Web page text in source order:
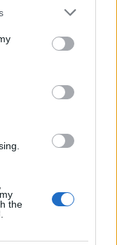
or more Google
You may click to
party tags to
in below Google
the
Péter